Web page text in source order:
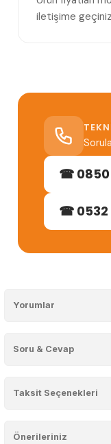
iletişime
☎ 0850
☎ 0532
Yorumlar
Soru & Cevap
Taksit Seçenekleri
Önerileriniz